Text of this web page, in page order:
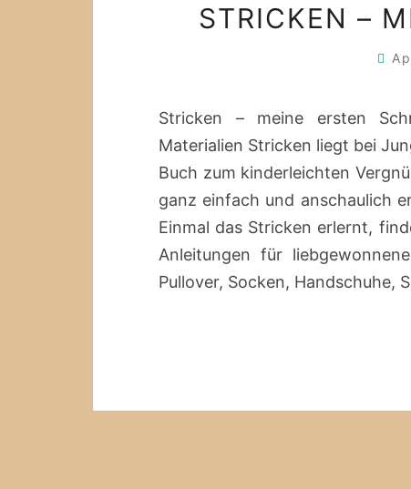
STRICKEN –
Stricken – meine ersten
Materialien Stricken liegt bei
Buch zum kinderleichten
ganz einfach und anschaulich
Einmal das Stricken erlernt,
Anleitungen für
Pullover, Socken, Handschuhe,